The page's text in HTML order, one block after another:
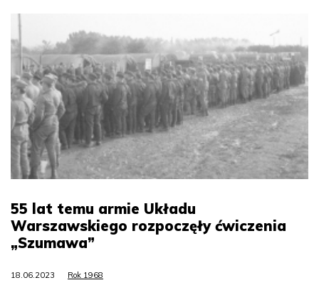
55 lat temu armie Układu
Warszawskiego rozpoczęły ćwiczenia
„Szumawa”
18.06.2023 Rok 1968